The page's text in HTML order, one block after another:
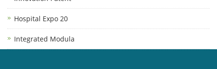
Hospital Expo 20
Integrated Modula